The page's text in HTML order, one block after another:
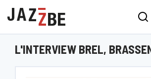
L'INTERVIEW BREL,